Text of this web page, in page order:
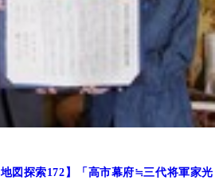
地図探索172】「高市幕府≒三代将軍家光